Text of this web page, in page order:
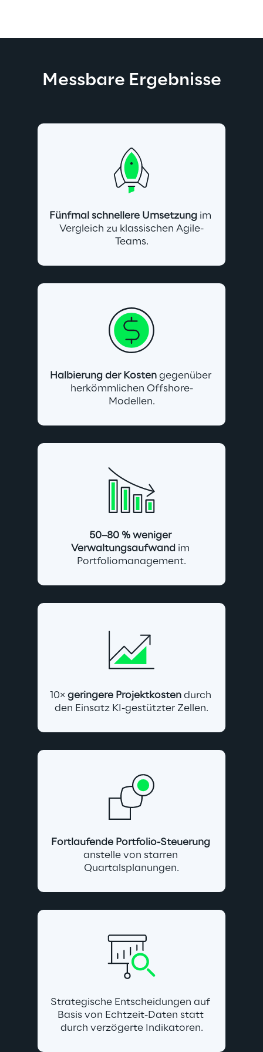
Messbare Ergebnisse
Fünfmal schnellere Umsetzung im
Vergleich zu klassischen Agile-
Teams.
Halbierung der Kosten gegenüber
herkömmlichen Offshore-
Modellen.
50–80 % weniger
Verwaltungsaufwand im
Portfoliomanagement.
10× geringere Projektkosten durch
den Einsatz KI-gestützter Zellen.
Fortlaufende Portfolio-Steuerung
anstelle von starren
Quartalsplanungen.
Strategische Entscheidungen auf
Basis von Echtzeit-Daten statt
durch verzögerte Indikatoren.